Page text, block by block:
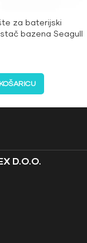
za baterijski
bazena Seagull
D.O.O.